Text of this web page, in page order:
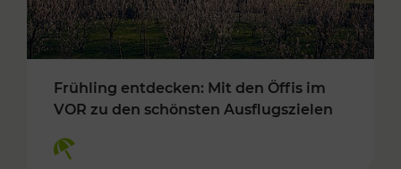
Frühling entdecken: Mit den Öffis im
VOR zu den schönsten Ausflugszielen